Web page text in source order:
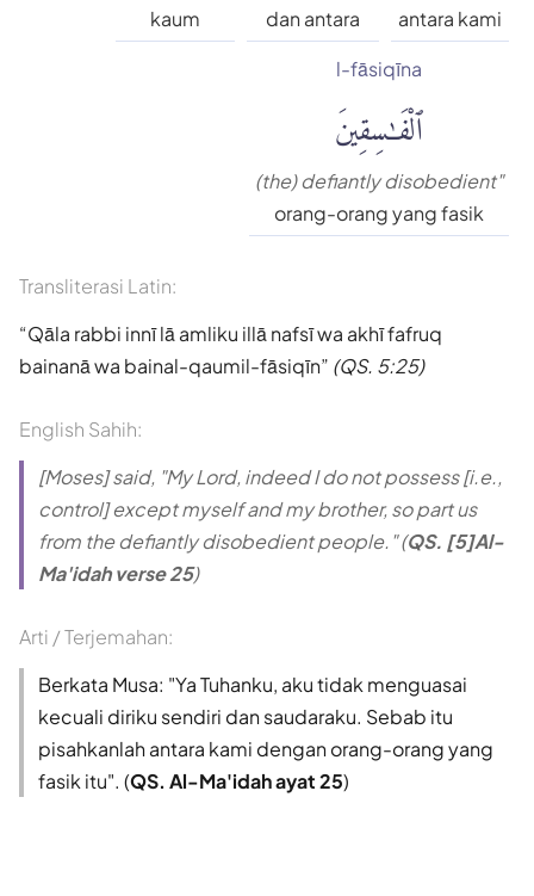
antara kami
dan antara
kaum
l-fāsiqīna
ٱلْفَٰسِقِينَ
(the) defiantly disobedient"
orang-orang yang fasik
Transliterasi Latin:
Qāla rabbi innī lā amliku illā nafsī wa akhī fafruq
bainanā wa bainal-qaumil-fāsiqīn (QS. 5:25)
English Sahih:
[Moses] said, "My Lord, indeed I do not possess [i.e.,
control] except myself and my brother, so part us
from the defiantly disobedient people." (QS. [5]Al-
Ma'idah verse 25)
Arti / Terjemahan:
Berkata Musa: "Ya Tuhanku, aku tidak menguasai
kecuali diriku sendiri dan saudaraku. Sebab itu
pisahkanlah antara kami dengan orang-orang yang
fasik itu". (QS. Al-Ma'idah ayat 25)